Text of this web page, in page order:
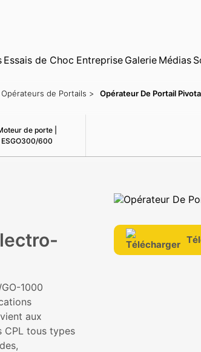
Recherche ✕
Essais de Choc Entreprise Galerie Médias
de Portails > Opérateur De Portail
de porte |
ESGO300/600
1000
aux
CPL tous types